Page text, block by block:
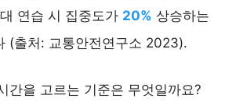
연습 시 집중도가 20% 상승하는
(출처: 교통안전연구소 2023).
간을 고르는 기준은 무엇일까요?